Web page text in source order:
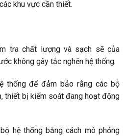
khu vực cần thiết.
tra chất lượng và sạch sẽ của
không gây tắc nghẽn hệ thống.
thống để đảm bảo rằng các bộ
thiết bị kiểm soát đang hoạt động
hệ thống bằng cách mô phỏng